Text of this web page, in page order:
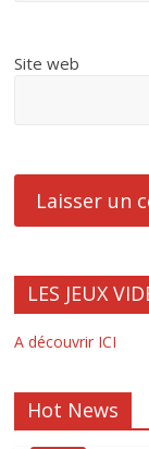
Site web
LES JEUX
A découvrir ICI
Hot News